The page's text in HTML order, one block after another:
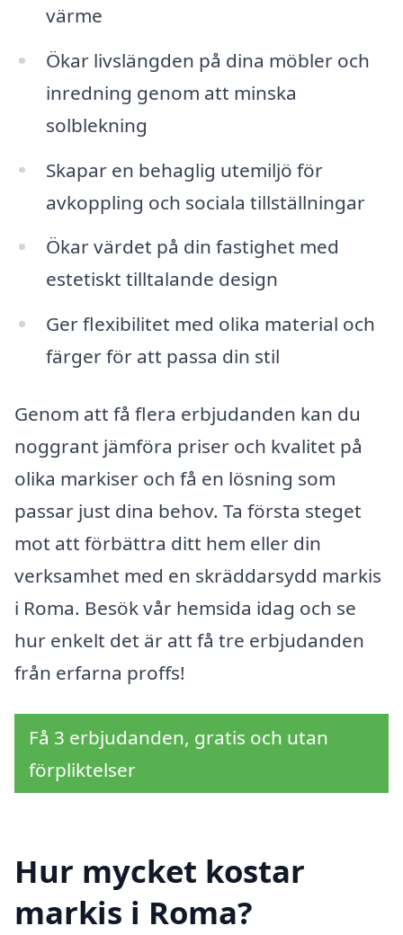
värme
Ökar livslängden på dina möbler och
inredning genom att minska
solblekning
Skapar en behaglig utemiljö för
avkoppling och sociala tillställningar
Ökar värdet på din fastighet med
estetiskt tilltalande design
Ger flexibilitet med olika material och
färger för att passa din stil
Genom att få flera erbjudanden kan du
noggrant jämföra priser och kvalitet på
olika markiser och få en lösning som
passar just dina behov. Ta första steget
mot att förbättra ditt hem eller din
verksamhet med en skräddarsydd markis
i Roma. Besök vår hemsida idag och se
hur enkelt det är att få tre erbjudanden
från erfarna proffs!
Få 3 erbjudanden, gratis och utan
förpliktelser
Hur mycket kostar
markis i Roma?